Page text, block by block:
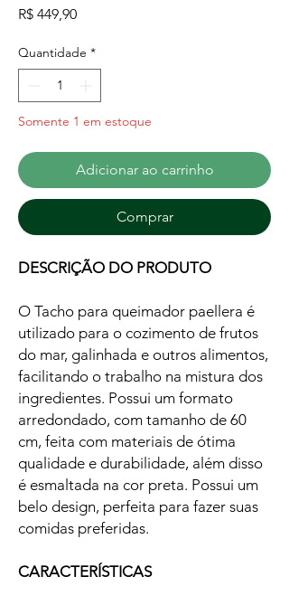
R$ 449,90Preço
Quantidade *
Somente 1 em estoque
Adicionar ao carrinho
Comprar
DESCRIÇÃO DO PRODUTO
O Tacho para queimador paellera é
utilizado para o cozimento de frutos
do mar, galinhada e outros alimentos,
facilitando o trabalho na mistura dos
ingredientes. Possui um formato
arredondado, com tamanho de 60
cm, feita com materiais de ótima
qualidade e durabilidade, além disso
é esmaltada na cor preta. Possui um
belo design, perfeita para fazer suas
comidas preferidas.
CARACTERÍSTICAS